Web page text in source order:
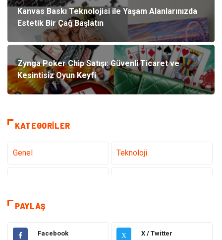
Kanvas Baskı Teknolojisi ile Yaşam Alanlarınızda
Estetik Bir Çağ Başlatın
Zynga Poker Chip Satışı: Güvenli Ticaret ve
Kesintisiz Oyun Keyfi
KATEGORILER
Genel Teknoloji
Dekorasyon
Bakım Güzellik Elektrik Elektronik
PAYLAŞ
Facebook X X / Twitter